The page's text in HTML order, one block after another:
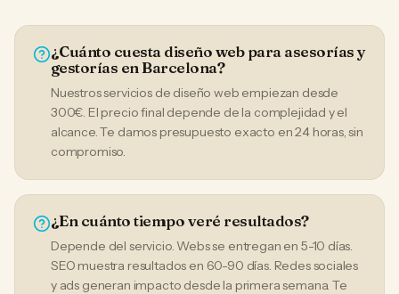
¿Cuánto cuesta diseño web para asesorías y
gestorías en Barcelona?
Nuestros servicios de diseño web empiezan desde
300€. El precio final depende de la complejidad y el
alcance. Te damos presupuesto exacto en 24 horas, sin
compromiso.
¿En cuánto tiempo veré resultados?
Depende del servicio. Webs se entregan en 5-10 días.
SEO muestra resultados en 60-90 días. Redes sociales
y ads generan impacto desde la primera semana. Te